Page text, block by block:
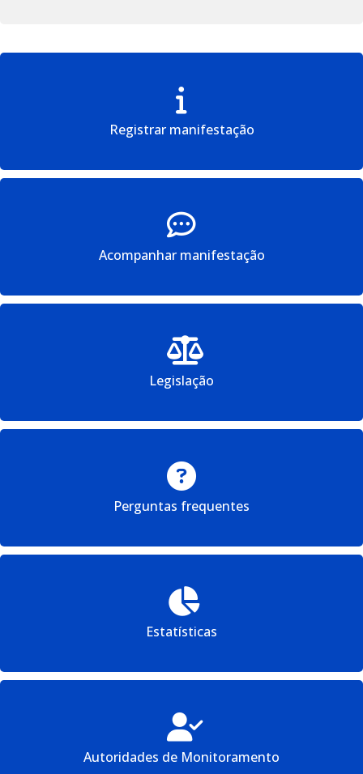
Registrar manifestação
Acompanhar manifestação
Legislação
Perguntas frequentes
Estatísticas
Autoridades de Monitoramento